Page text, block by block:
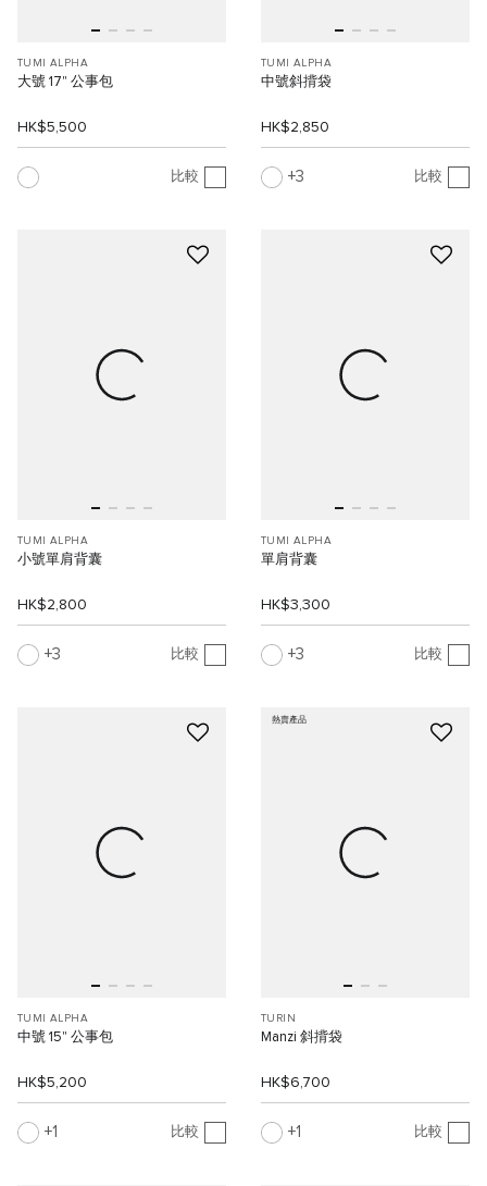
TUMI ALPHA
大號 17" 公事包
HK$5,500
比較
TUMI ALPHA
中號斜揹袋
HK$2,850
3 比較
TUMI ALPHA
小號單肩背囊
HK$2,800
3 比較
TUMI ALPHA
單肩背囊
HK$3,300
3 比較
TUMI ALPHA
中號 15" 公事包
HK$5,200
1 比較
熱賣產品
TURIN
Manzi 斜揹袋
HK$6,700
1 比較